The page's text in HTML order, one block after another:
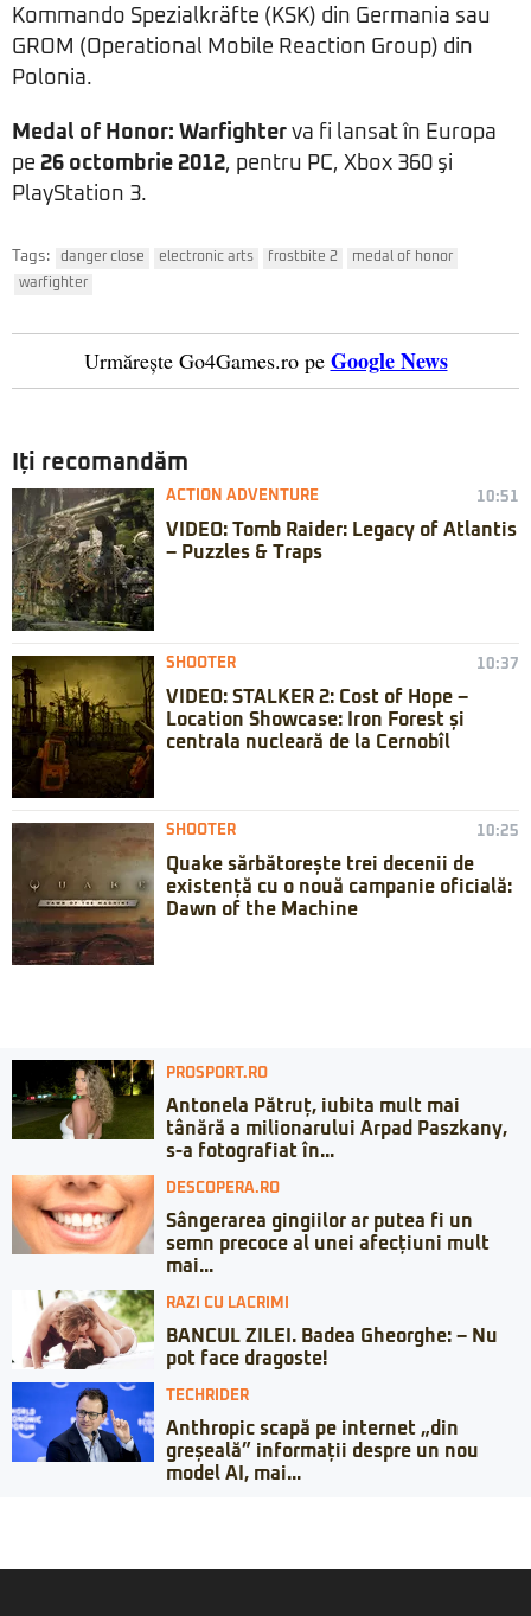
Kommando Spezialkräfte (KSK) din Germania sau
GROM (Operational Mobile Reaction Group) din
Polonia.
Medal of Honor: Warfighter va fi lansat în Europa
pe 26 octombrie 2012, pentru PC, Xbox 360 şi
PlayStation 3.
Tags: danger close electronic arts frostbite 2
medal of honor
warfighter
Urmărește Go4Games.ro pe Google News
Iți recomandăm
ACTION ADVENTURE 10:51
VIDEO: Tomb Raider: Legacy of Atlantis
– Puzzles & Traps
SHOOTER 10:37
VIDEO: STALKER 2: Cost of Hope –
Location Showcase: Iron Forest și
centrala nucleară de la Cernobîl
SHOOTER 10:25
Quake sărbătorește trei decenii de
existență cu o nouă campanie oficială:
Dawn of the Machine
PROSPORT.RO
Antonela Pătruț, iubita mult mai
tânără a milionarului Arpad Paszkany,
s-a fotografiat în...
DESCOPERA.RO
Sângerarea gingiilor ar putea fi un
semn precoce al unei afecțiuni mult
mai...
RAZI CU LACRIMI
BANCUL ZILEI. Badea Gheorghe: – Nu
pot face dragoste!
TECHRIDER
Anthropic scapă pe internet „din
greșeală” informații despre un nou
model AI, mai...